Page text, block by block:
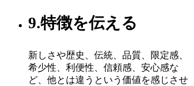
9.特徴を伝える
新しさや歴史、伝統、品質、限定感、
希少性、利便性、信頼感、安心感な
ど、他とは違うという価値を感じさせ